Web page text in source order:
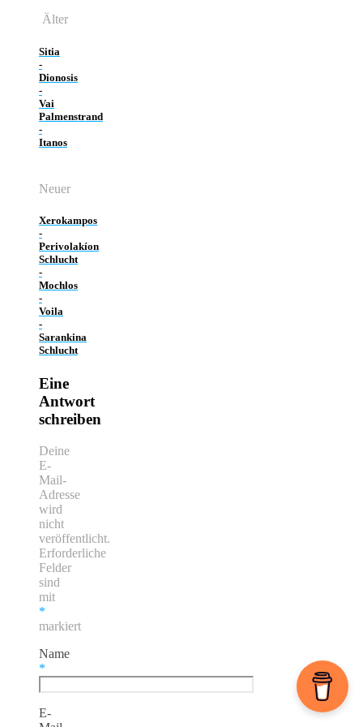
Älter
Sitia
-
Dionosis
-
Vai
Palmenstrand
-
Itanos
Neuer
Xerokampos
-
Perivolakíon
Schlucht
-
Mochlos
-
Voila
-
Sarankina
Schlucht
Eine
Antwort
schreiben
Deine
E-
Mail-
Adresse
wird
nicht
veröffentlicht.
Erforderliche
Felder
sind
mit
*
markiert
Name
*
E-